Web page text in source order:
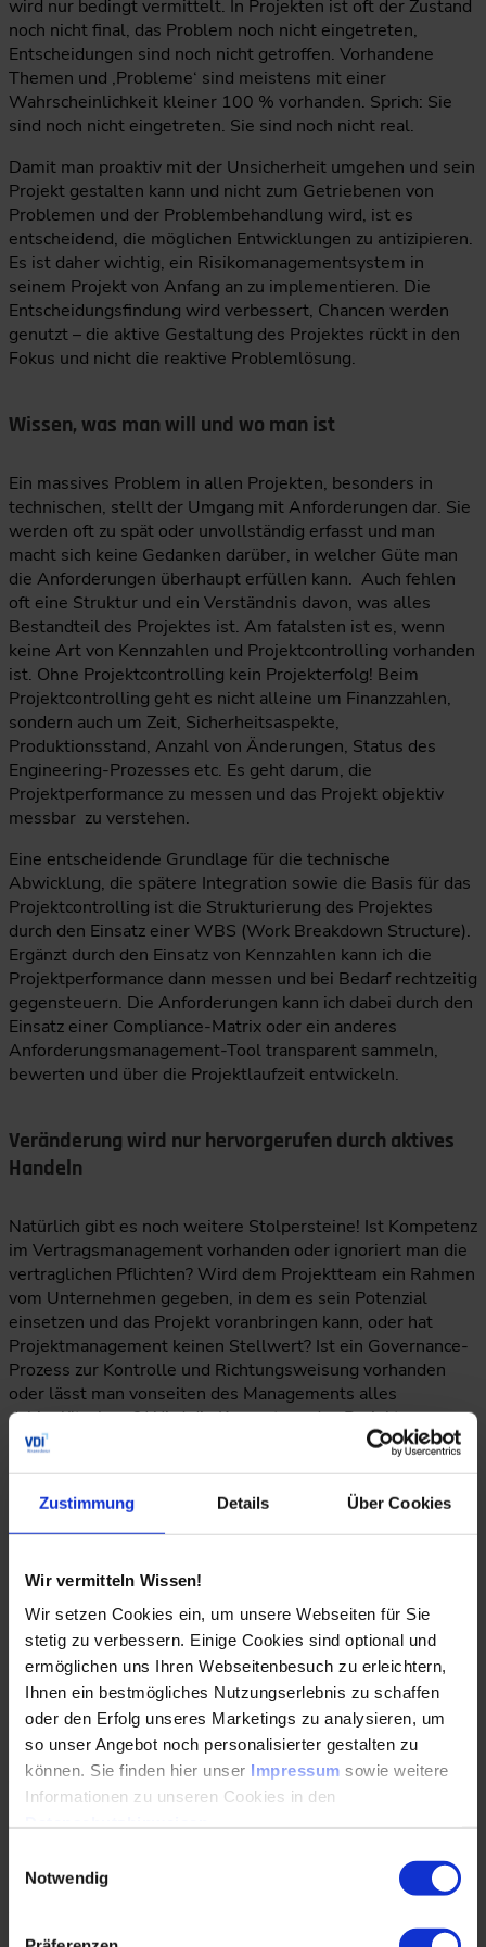
Zustimmung Details Über Cookies
Wir vermitteln Wissen!
Wir setzen Cookies ein, um unsere Webseiten für Sie
stetig zu verbessern. Einige Cookies sind optional und
ermöglichen uns Ihren Webseitenbesuch zu erleichtern,
Ihnen ein bestmögliches Nutzungserlebnis zu schaffen
oder den Erfolg unseres Marketings zu analysieren, um
so unser Angebot noch personalisierter gestalten zu
können. Sie finden hier unser Impressum sowie weitere
Informationen zu unseren Cookies in den
Notwendig
wird nur bedingt vermittelt. In Projekten ist oft der Zustand
noch nicht final, das Problem noch nicht eingetreten,
Entscheidungen sind noch nicht getroffen. Vorhandene
Themen und ‚Probleme‘ sind meistens mit einer
Wahrscheinlichkeit kleiner 100 % vorhanden. Sprich: Sie
sind noch nicht eingetreten. Sie sind noch nicht real.
Damit man proaktiv mit der Unsicherheit umgehen und sein
Projekt gestalten kann und nicht zum Getriebenen von
Problemen und der Problembehandlung wird, ist es
entscheidend, die möglichen Entwicklungen zu antizipieren.
Es ist daher wichtig, ein Risikomanagementsystem in
seinem Projekt von Anfang an zu implementieren. Die
Entscheidungsfindung wird verbessert, Chancen werden
genutzt – die aktive Gestaltung des Projektes rückt in den
Fokus und nicht die reaktive Problemlösung.
Wissen, was man will und wo man ist
Ein massives Problem in allen Projekten, besonders in
technischen, stellt der Umgang mit Anforderungen dar. Sie
werden oft zu spät oder unvollständig erfasst und man
macht sich keine Gedanken darüber, in welcher Güte man
die Anforderungen überhaupt erfüllen kann. Auch fehlen
oft eine Struktur und ein Verständnis davon, was alles
Bestandteil des Projektes ist. Am fatalsten ist es, wenn
keine Art von Kennzahlen und Projektcontrolling vorhanden
ist. Ohne Projektcontrolling kein Projekterfolg! Beim
Projektcontrolling geht es nicht alleine um Finanzzahlen,
sondern auch um Zeit, Sicherheitsaspekte,
Produktionsstand, Anzahl von Änderungen, Status des
Engineering-Prozesses etc. Es geht darum, die
Projektperformance zu messen und das Projekt objektiv
messbar zu verstehen.
Eine entscheidende Grundlage für die technische
Abwicklung, die spätere Integration sowie die Basis für das
Projektcontrolling ist die Strukturierung des Projektes
durch den Einsatz einer WBS (Work Breakdown Structure).
Ergänzt durch den Einsatz von Kennzahlen kann ich die
Projektperformance dann messen und bei Bedarf rechtzeitig
gegensteuern. Die Anforderungen kann ich dabei durch den
Einsatz einer Compliance-Matrix oder ein anderes
Anforderungsmanagement-Tool transparent sammeln,
bewerten und über die Projektlaufzeit entwickeln.
Veränderung wird nur hervorgerufen durch aktives
Handeln
Natürlich gibt es noch weitere Stolpersteine! Ist Kompetenz
im Vertragsmanagement vorhanden oder ignoriert man die
vertraglichen Pflichten? Wird dem Projektteam ein Rahmen
vom Unternehmen gegeben, in dem es sein Potenzial
einsetzen und das Projekt voranbringen kann, oder hat
Projektmanagement keinen Stellwert? Ist ein Governance-
Prozess zur Kontrolle und Richtungsweisung vorhanden
oder lässt man vonseiten des Managements alles
dahinplätschern? Wird die Kompetenz des Projektmanagers
sowie des Teams gezielt gefördert und aufgebaut oder
mich als Projektmanager, der aktiv gestaltet und führt, oder
nehme ich die Ereignisse hin und betrachte sie als
unveränderbar?
Es gibt Prozesse, Werkzeuge, Modelle und Jahrzehnte von
Best-Practice-Erfahrungen, die helfen, um Projekte
erfolgreich umzusetzen. Sie müssen nur angewendet
werden. Die Stolpersteine liegen zuerst im eigenen Kopf
und in der Arbeitsweise. Lasst uns diese endlich
beiseiteschieben und einen anderen, einen besseren Weg
gehen!
Welche Trends ergeben sich daraus?
Stolpersteinen im Projekt befasst haben, wollen wir uns
ansehen, was die Konsequenzen daraus sind und welche